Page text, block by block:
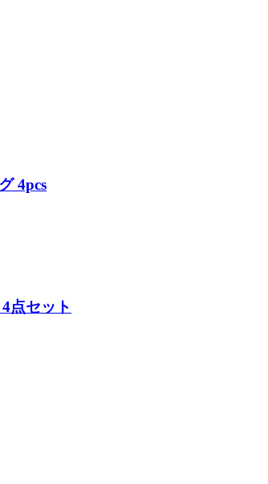
4pcs
点セット